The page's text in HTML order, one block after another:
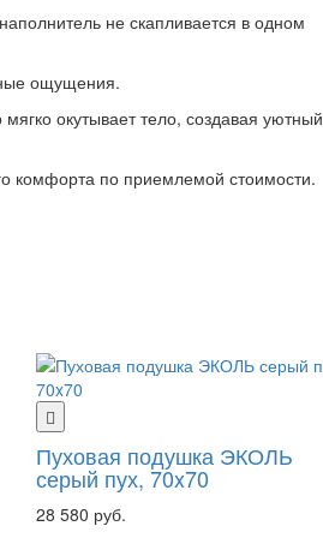
не скапливается в одном
ощущения.
окутывает тело, создавая уютный
комфорта по приемлемой стоимости.
Пуховая подушка ЭКОЛЬ
серый пух, 70x70
28 580 руб.